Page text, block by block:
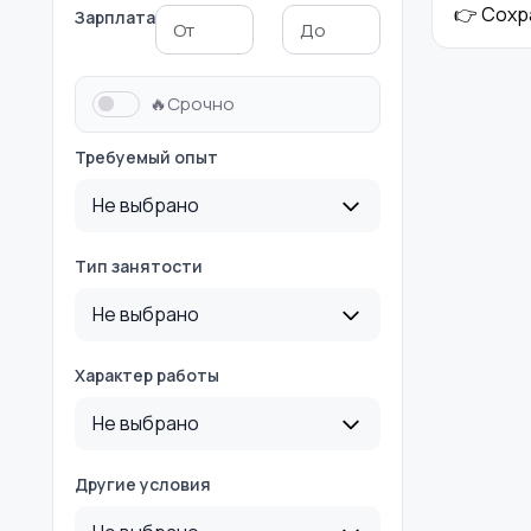
Медицина Начало карьеры
Производство
Рестораны и
Туризм и гостиницы
Зарплата
🔥Срочно
Требуемый опыт
Не выбрано
Тип занятости
Не выбрано
Характер работы
Не выбрано
Другие условия
👉